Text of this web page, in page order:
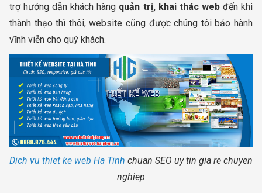
trợ hướng dẫn khách hàng quản trị, khai thác web đến khi
thành thạo thì thôi, website cũng được chúng tôi bảo hành
vĩnh viễn cho quý khách.
Dich vu thiet ke web Ha Tinh chuan SEO uy tin gia re chuyen
nghiep